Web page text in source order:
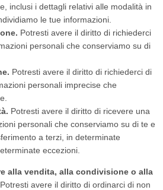
inclusi i dettagli relativi alle modalità in
le tue informazioni.
Potresti avere il diritto di richiederci
personali che conserviamo su di
Potresti avere il diritto di richiederci di
personali imprecise che
Potresti avere il diritto di ricevere una
personali che conserviamo su di te e
a terzi, in determinate
eccezioni.
alla vendita, alla condivisione o alla
Potresti avere il diritto di ordinarci di non